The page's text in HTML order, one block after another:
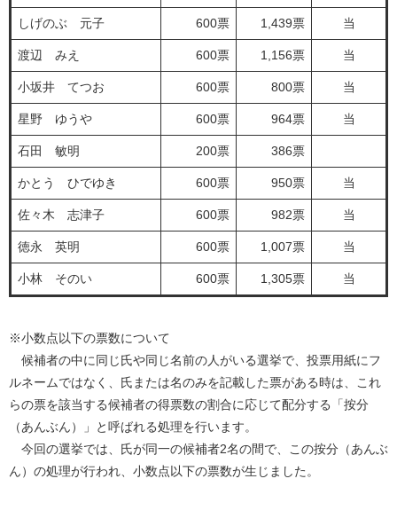
しげのぶ 元子 600票 1,439票 当
渡辺 みえ 600票 1,156票 当
小坂井 てつお 600票 800票 当
星野 ゆうや 600票 964票 当
石田 敏明 200票 386票
かとう ひでゆき 600票 950票 当
佐々木 志津子 600票 982票 当
徳永 英明 600票 1,007票 当
小林 そのい 600票 1,305票 当
※小数点以下の票数について
候補者の中に同じ氏や同じ名前の人がいる選挙で、投票用紙にフ
ルネームではなく、氏または名のみを記載した票がある時は、これ
らの票を該当する候補者の得票数の割合に応じて配分する「按分
（あんぶん）」と呼ばれる処理を行います。
今回の選挙では、氏が同一の候補者2名の間で、この按分（あんぶ
ん）の処理が行われ、小数点以下の票数が生じました。